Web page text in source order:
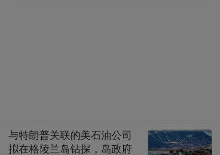
与特朗普关联的美石油公司
拟在格陵兰岛钻探，岛政府